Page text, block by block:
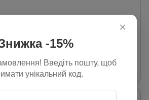
495 грн
В наявності
×
-15%
Введіть пошту, щоб
унікальний код.